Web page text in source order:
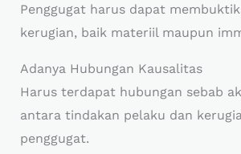
Penggugat harus dapat
kerugian, baik materiil maupun
Adanya Hubungan Kausalitas
Harus terdapat hubungan sebab
antara tindakan pelaku dan
penggugat.